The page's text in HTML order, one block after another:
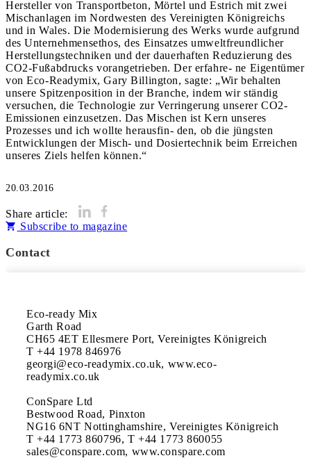
Hersteller von Transportbeton, Mörtel und Estrich mit zwei
Mischanlagen im Nordwesten des Vereinigten Königreichs
und in Wales. Die Modernisierung des Werks wurde aufgrund
des Unternehmensethos, des Einsatzes umweltfreundlicher
Herstellungstechniken und der dauerhaften Reduzierung des
CO2-Fußabdrucks vorangetrieben. Der erfahre- ne Eigentümer
von Eco-Readymix, Gary Billington, sagte: „Wir behalten
unsere Spitzenposition in der Branche, indem wir ständig
versuchen, die Technologie zur Verringerung unserer CO2-
Emissionen einzusetzen. Das Mischen ist Kern unseres
Prozesses und ich wollte herausfin- den, ob die jüngsten
Entwicklungen der Misch- und Dosiertechnik beim Erreichen
unseres Ziels helfen können.“
20.03.2016
Share article:
Subscribe to magazine
Contact
Eco-ready Mix
Garth Road
CH65 4ET Ellesmere Port, Vereinigtes Königreich
T +44 1978 846976
georgi@eco-readymix.co.uk, www.eco-
readymix.co.uk
ConSpare Ltd
Bestwood Road, Pinxton
NG16 6NT Nottinghamshire, Vereinigtes Königreich
T +44 1773 860796, T +44 1773 860055
sales@conspare.com, www.conspare.com